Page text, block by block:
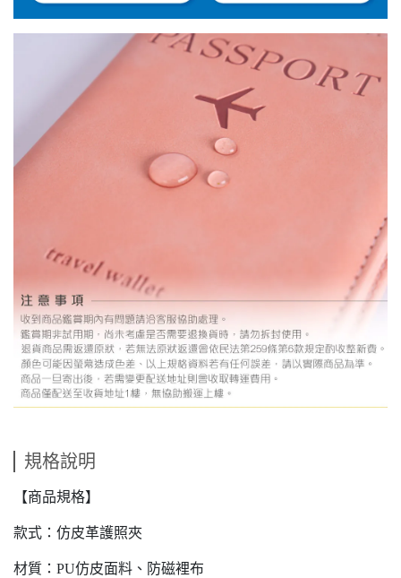
規格說明
【商品規格】
款式：仿皮革護照夾
材質：PU仿皮面料、防磁裡布